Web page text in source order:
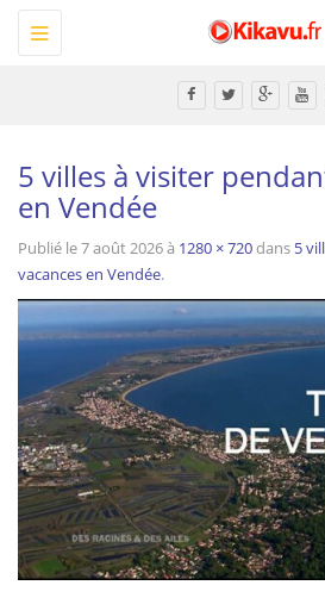
Toggle
navigation
5 villes à visiter
en Vendée
Publié le7 août 2026à 1280 × 720dans 5
vacances en Vendée.